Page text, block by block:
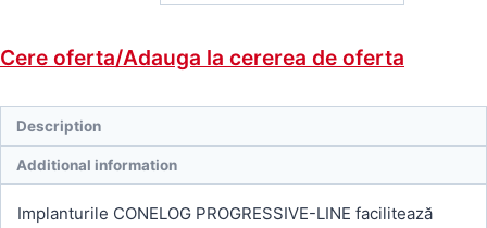
Cere oferta/Adauga la cererea de oferta
Description
Additional information
Implanturile CONELOG PROGRESSIVE-LINE facilitează